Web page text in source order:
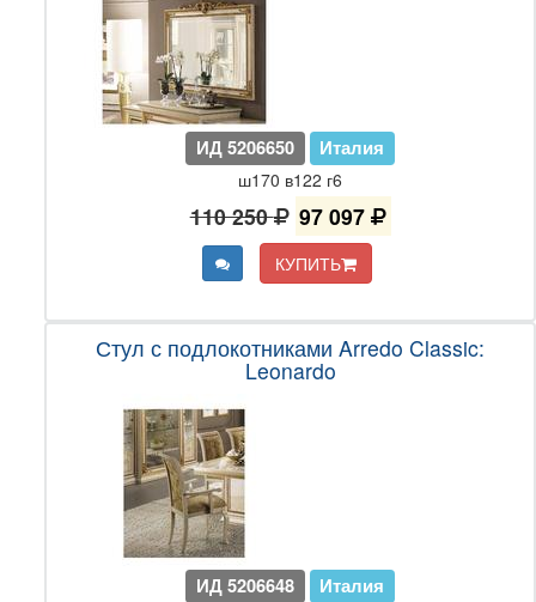
ИД 5206650 Италия
ш170 в122 г6
110 250 97 097
КУПИТЬ
Стул с подлокотниками Arredo Classic:
Leonardo
ИД 5206648 Италия